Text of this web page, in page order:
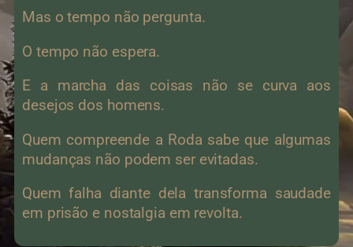
Mas o tempo não pergunta.
O tempo não espera.
E a marcha das coisas não se curva aos
desejos dos homens.
Quem compreende a Roda sabe que algumas
mudanças não podem ser evitadas.
Quem falha diante dela transforma saudade
em prisão e nostalgia em revolta.